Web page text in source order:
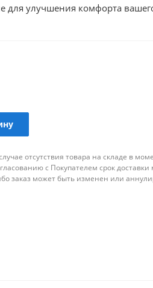
для улучшения комфорта
отсутствия товара на складе в
с Покупателем срок
заказ может быть изменен или